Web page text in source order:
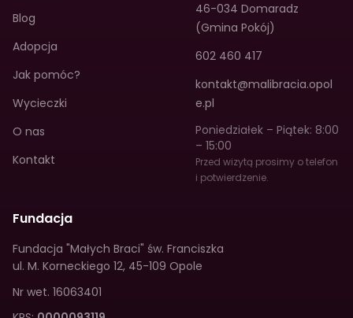
Blog
Adopcja
Jak pomóc?
Wycieczki
O nas
Kontakt
46-034 Domaradz
(Gmina Pokój)
602 460 417
kontakt@malibracia.opol
e.pl
Poniedziałek – Piątek: 8:00
– 15:00
Przed wizytą prosimy o telefon
i potwierdzenie.
Fundacja
Fundacja "Małych Braci" św. Franciszka
ul. M. Korneckiego 12, 45-109 Opole
Nr wet. 16063401